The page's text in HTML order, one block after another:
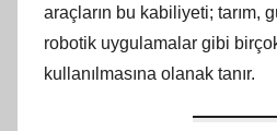
araçların bu kabiliyeti; tarım,
robotik uygulamalar gibi
kullanılmasına olanak tanır.